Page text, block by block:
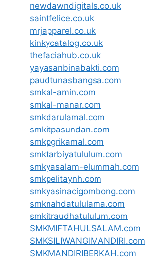
newdawndigitals.co.uk
saintfelice.co.uk
mrjapparel.co.uk
kinkycatalog.co.uk
thefaciahub.co.uk
yayasanbinabakti.com
paudtunasbangsa.com
smkal-amin.com
smkal-manar.com
smkdarulamal.com
smkitpasundan.com
smkpgrikamal.com
smktarbiyatululum.com
smkyasalam-elummah.com
smkpelitaynh.com
smkyasinacigombong.com
smknahdatululama.com
smkitraudhatululum.com
SMKMIFTAHULSALAM.com
SMKSILIWANGIMANDIRI.com
SMKMANDIRIBERKAH.com